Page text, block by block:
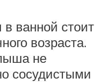
ванной стоит
возраста.
не
сосудистыми